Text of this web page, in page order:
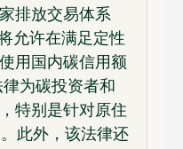
排放交易体系
允许在满足定性
用国内碳信用额
为碳投资者和
特别是针对原住
此外，该法律还